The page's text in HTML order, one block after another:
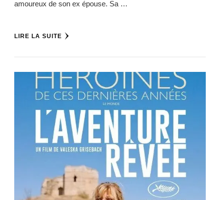
amoureux de son ex épouse. Sa …
LIRE LA SUITE